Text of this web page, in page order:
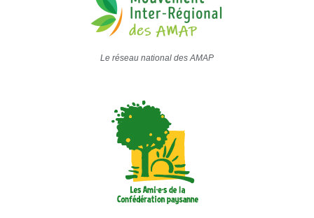
Le réseau national des AMAP